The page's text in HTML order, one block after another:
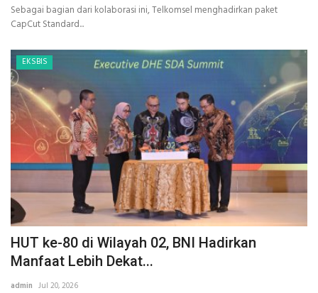
Sebagai bagian dari kolaborasi ini, Telkomsel menghadirkan paket
CapCut Standard...
EKSBIS
HUT ke-80 di Wilayah 02, BNI Hadirkan
Manfaat Lebih Dekat...
admin Jul 20, 2026